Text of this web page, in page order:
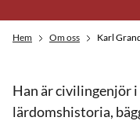
Hem Om oss Karl
Han är civilingenjör
lärdomshistoria,